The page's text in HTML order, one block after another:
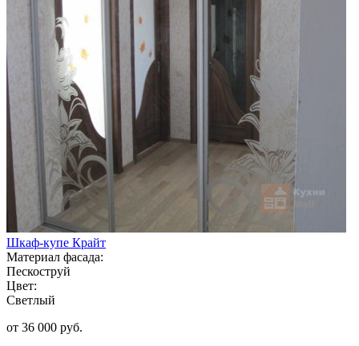
Шкаф-купе Крайт
Материал фасада:
Пескоструй
Цвет:
Светлый
от 36 000 руб.